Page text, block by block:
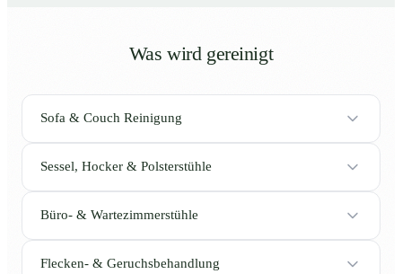
Was wird gereinigt
Sofa & Couch Reinigung
Sessel, Hocker & Polsterstühle
Büro- & Wartezimmerstühle
Flecken- & Geruchsbehandlung